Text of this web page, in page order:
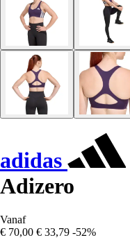
adidas
Adizero
Vanaf
€ 70,00 € 33,79 -52%